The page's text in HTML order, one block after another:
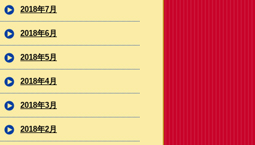
2018年7月
2018年6月
2018年5月
2018年4月
2018年3月
2018年2月